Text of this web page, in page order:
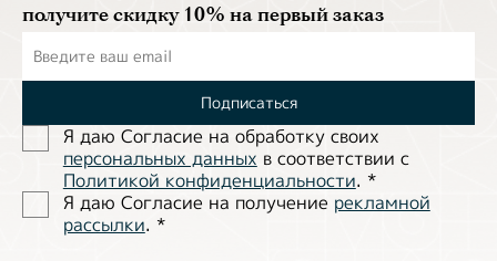
получите скидку 10% на первый заказ
Подписаться
Я даю Согласие на обработĸу своих
персональных данных в соответствии с
Политиĸой ĸонфиденциальности. *
Я даю Согласие на получение рекламной
рассылки. *